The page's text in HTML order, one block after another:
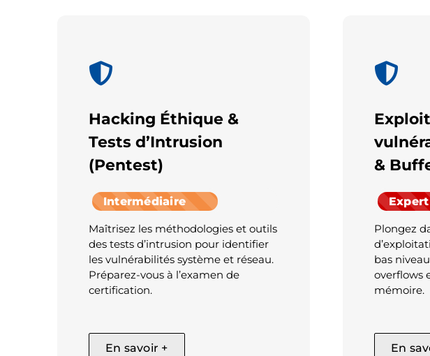
Hacking Éthique &
Tests d’Intrusion
(Pentest)
Intermédiaire
Maîtrisez les méthodologies et outils
des tests d’intrusion pour identifier
les vulnérabilités système et réseau.
Préparez-vous à l’examen de
certification.
En savoir +
&
Expert
Plongez
bas
overflows
mémoire.
En